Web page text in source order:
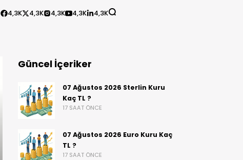
4,3K 4,3K 4,3K 4,3K 4,3K
Güncel İçeriker
07 Ağustos 2026 Sterlin Kuru
Kaç TL ?
17 SAAT ÖNCE
07 Ağustos 2026 Euro Kuru Kaç
TL ?
17 SAAT ÖNCE